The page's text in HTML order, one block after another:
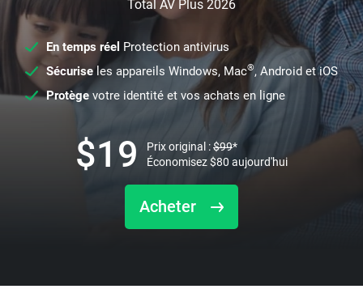
Total AV Plus 2026
En temps réel Protection antivirus
Sécuriseles appareils Windows, Mac®, Android et iOS
Protège votre identité et vos achats en ligne
Acheter
$19 Prix original :$99*
Économisez$80 aujourd'hui